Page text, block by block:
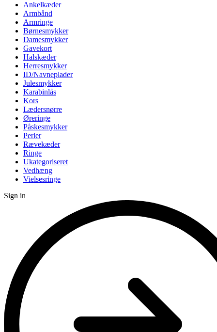
Ankelkæder
Armbånd
Armringe
Børnesmykker
Damesmykker
Gavekort
Halskæder
Herresmykker
ID/Navneplader
Julesmykker
Karabinlås
Kors
Lædersnørre
Øreringe
Påskesmykker
Perler
Rævekæder
Ringe
Ukategoriseret
Vedhæng
Vielsesringe
Sign in